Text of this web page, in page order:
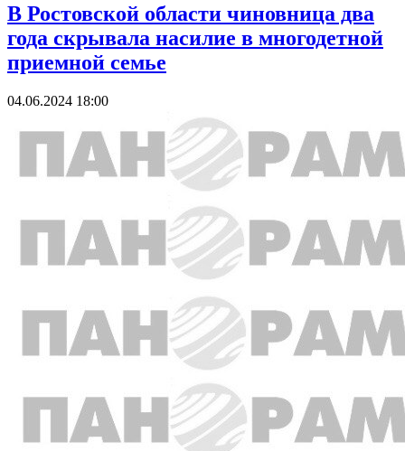
В Ростовской области чиновница два
года скрывала насилие в многодетной
приемной семье
04.06.2024 18:00